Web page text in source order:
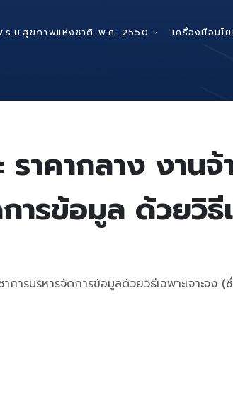
.ร.บ.สุขภาพแห่งชาติ พ.ศ. 2550 เครื่องมือนโ
าคากลาง งานจ้
ารข้อมูล ด้วยวิธีเ
ารบริหารจัดการข้อมูลด้วยวิธีเฉพาะเจาะจง